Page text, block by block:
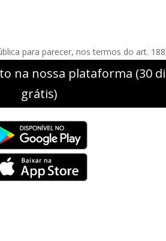
para parecer, nos termos do art.
na nossa plataforma (30
grátis)